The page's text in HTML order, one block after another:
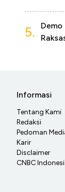
5.
Informasi
Tentang Kami
Redaksi
Pedoman
Karir
Disclaimer
CNBC